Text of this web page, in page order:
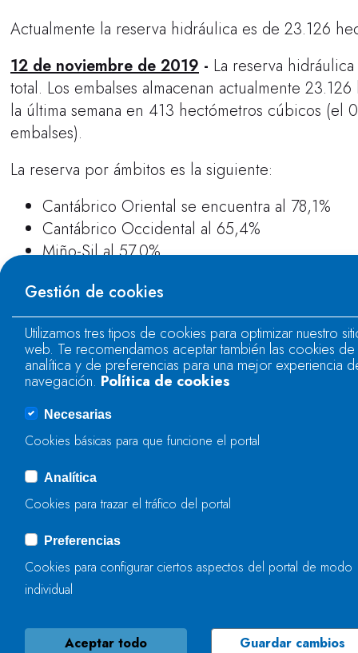
Actualmente la reserva hidráulica es de 23.126
12 de noviembre de 2019 - La reserva
total. Los embalses almacenan actualmente
la última semana en 413 hectómetros cúbicos
embalses).
La reserva por ámbitos es la siguiente:
Cantábrico Oriental se encuentra al 78,1%
Cantábrico Occidental al 65,4%
Miño-Sil al 57,0%
Cuencas internas del País Vasco al 76,2%
Duero al 42,7%
Tajo al 34,8%
Guadiana al 37,6%
Tinto, Odiel y Piedras al 62,0%
Guadalete-Barbate al 45,1%
Guadalquivir al 34,4%
Cuenca Mediterránea Andaluza al 48,5%
Segura al 26,2%
Júcar al 35,2%
Cuencas internas de Cataluña al 58,6%
Las precipitaciones han afectado
San Sebastián-Donostia con 207,5 mm (207,5 l/m²).
Gestión de cookies
Utilizamos tres tipos de cookies para optimizar nuestro
web. Te recomendamos aceptar también las cookies de
analítica y de preferencias para una mejor experiencia
navegación. Política de cookies
Necesarias
Cookies básicas para que funcione el portal
Analítica
Cookies para trazar el tráfico del portal
Preferencias
Cookies para configurar ciertos aspectos del portal de modo
individual
Aceptar todo Guardar cambios